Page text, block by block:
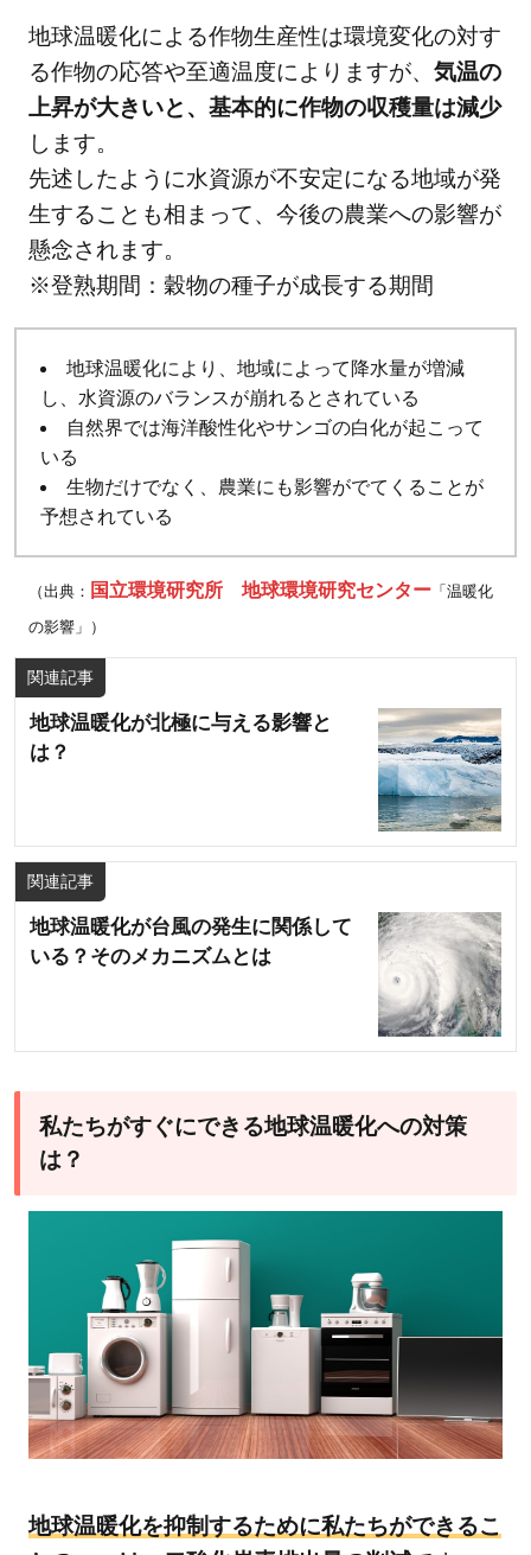
地球温暖化による作物生産性は環境変化の対す
る作物の応答や至適温度によりますが、 気温の
上昇が大きいと、基本的に作物の収穫量は減少
します。
先述したように水資源が不安定になる地域が発
生することも相まって、今後の農業への影響が
懸念されます。
※登熟期間：穀物の種子が成長する期間
地球温暖化により、地域によって降水量が増減
し、水資源のバランスが崩れるとされている
自然界では海洋酸性化やサンゴの白化が起こって
いる
生物だけでなく、農業にも影響がでてくることが
予想されている
（出典： 国立環境研究所 地球環境研究センター 「温暖化
の影響」）
関連記事
地球温暖化が北極に与える影響と
は？
関連記事
地球温暖化が台風の発生に関係して
いる？そのメカニズムとは
私たちがすぐにできる地球温暖化への対策
は？
地球温暖化を抑制するために私たちができるこ